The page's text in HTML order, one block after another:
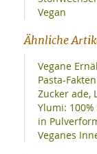
Vegan
Ähnliche
Vegane
Pasta-Fakten
Zucker ade,
Ylumi:
in
Veganes